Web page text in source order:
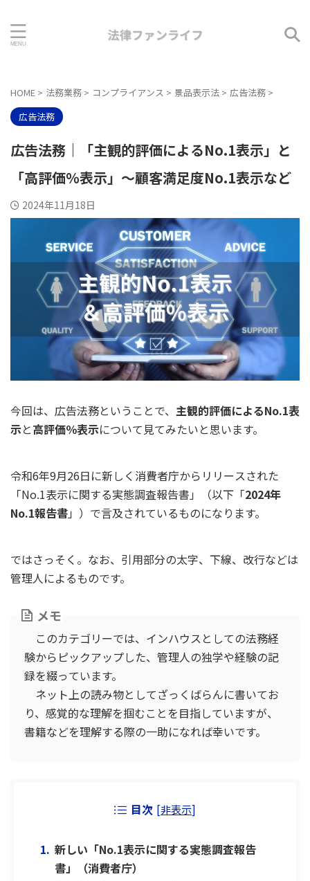
HOME > 法務業務 > コンプライアンス > 景品表示法 > 広告法務 >
広告法務
広告法務｜「主観的評価によるNo.1表示」と
「高評価％表示」～顧客満足度No.1表示など
2024年11月18日
今回は、広告法務ということで、 主観的評価によるNo.1表
示と高評価％表示について見てみたいと思います。
令和6年9月26日に新しく消費者庁からリリースされた
「No.1表示に関する実態調査報告書」（以下「2024年
No.1報告書」）で言及されているものになります。
ではさっそく。なお、引用部分の太字、下線、改行などは
管理人によるものです。
メモ
このカテゴリーでは、インハウスとしての法務経
験からピックアップした、管理人の独学や経験の記
録を綴っています。
ネット上の読み物としてざっくばらんに書いてお
り、感覚的な理解を掴むことを目指していますが、
書籍などを理解する際の一助になれば幸いです。
目次 [非表示]
新しい「No.1表示に関する実態調査報告
書」（消費者庁）